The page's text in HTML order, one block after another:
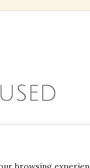
mõne kliki